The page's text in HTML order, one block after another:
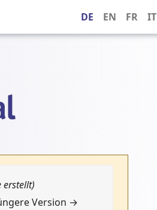
DE EN FR IT
erstellt)
Version →